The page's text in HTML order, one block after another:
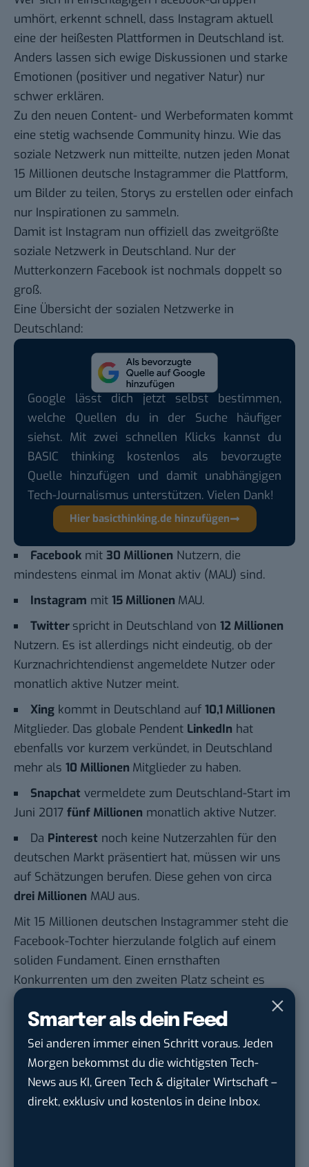
Smarter als dein Feed
Sei anderen immer einen Schritt voraus. Jeden
Morgen bekommst du die wichtigsten Tech-
News aus KI, Green Tech & digitaler Wirtschaft –
direkt, exklusiv und kostenlos in deine Inbox.
umhört, erkennt schnell, dass Instagram aktuell
eine der heißesten Plattformen in Deutschland ist.
Anders lassen sich ewige Diskussionen und starke
Emotionen (positiver und negativer Natur) nur
schwer erklären.
Zu den neuen Content- und Werbeformaten kommt
eine stetig wachsende Community hinzu. Wie das
soziale Netzwerk nun mitteilte, nutzen jeden Monat
15 Millionen deutsche Instagrammer die Plattform,
um Bilder zu teilen, Storys zu erstellen oder einfach
nur Inspirationen zu sammeln.
Damit ist Instagram nun offiziell das zweitgrößte
soziale Netzwerk in Deutschland. Nur der
Mutterkonzern Facebook ist nochmals doppelt so
groß.
Eine Übersicht der sozialen Netzwerke in
Deutschland:
Google lässt dich jetzt selbst bestimmen,
welche Quellen du in der Suche häufiger
siehst. Mit zwei schnellen Klicks kannst du
BASIC thinking kostenlos als bevorzugte
Quelle hinzufügen und damit unabhängigen
Tech-Journalismus unterstützen. Vielen Dank!
Hier basicthinking.de hinzufügen
Facebook mit 30 Millionen Nutzern, die
mindestens einmal im Monat aktiv (MAU) sind.
Instagram mit 15 Millionen MAU.
Twitter spricht in Deutschland von 12 Millionen
Nutzern. Es ist allerdings nicht eindeutig, ob der
Kurznachrichtendienst angemeldete Nutzer oder
monatlich aktive Nutzer meint.
Xing kommt in Deutschland auf 10,1 Millionen
Mitglieder. Das globale Pendent LinkedIn hat
ebenfalls vor kurzem verkündet, in Deutschland
mehr als 10 Millionen Mitglieder zu haben.
Snapchat vermeldete zum Deutschland-Start im
Juni 2017 fünf Millionen monatlich aktive Nutzer.
Da Pinterest noch keine Nutzerzahlen für den
deutschen Markt präsentiert hat, müssen wir uns
auf Schätzungen berufen. Diese gehen von circa
drei Millionen MAU aus.
Mit 15 Millionen deutschen Instagrammer steht die
Facebook-Tochter hierzulande folglich auf einem
soliden Fundament. Einen ernsthaften
Konkurrenten um den zweiten Platz scheint es
derzeit nicht zu geben.
Auch interessant:
Instagram KPIs: Die wichtigsten Kennzahlen in
der Übersicht
Bis zu 500 Prozent: So erhöhst du die Reichweite